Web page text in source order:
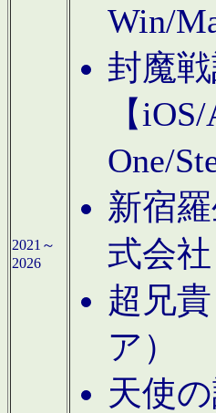
2021～
2026
Win/
封魔
【
One/
新宿
式会社
超兄
ア）
天使